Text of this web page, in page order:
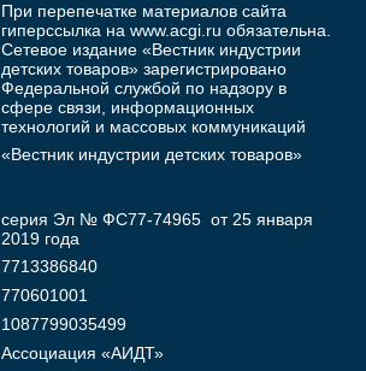
При перепечатке материалов сайта
гиперссылка на www.acgi.ru обязательна.
Сетевое издание «Вестник индустрии
детских товаров» зарегистрировано
Федеральной службой по надзору в
сфере связи, информационных
технологий и массовых коммуникаций
«Вестник индустрии детских товаров»
серия Эл № ФС77-74965 от 25 января
2019 года
7713386840
770601001
1087799035499
Ассоциация «АИДТ»